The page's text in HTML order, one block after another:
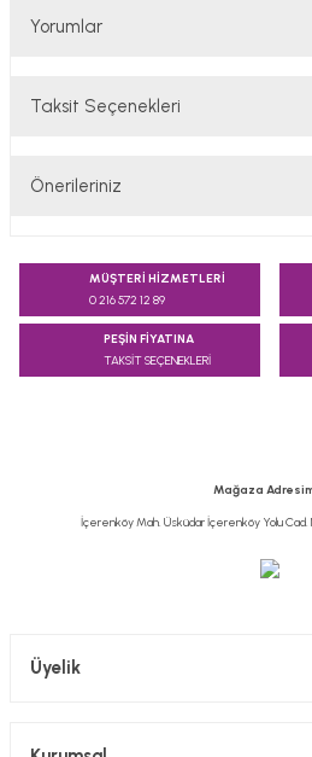
Yorumlar
Taksit Seçenekleri
Önerileriniz
konularda yetersiz gördüğünüz
kullanarak tarafımıza iletebilirsiniz.
Ürün resmi kalitesiz, bozuk veya
MÜŞTERİ HİZMETLERİ
0 216 572 12 89
PEŞİN FİYATINA
TAKSİT SEÇENEKLERİ
Mağaza
İçerenköy Mah. Üsküdar İçerenköy Yolu Cad.
Üyelik